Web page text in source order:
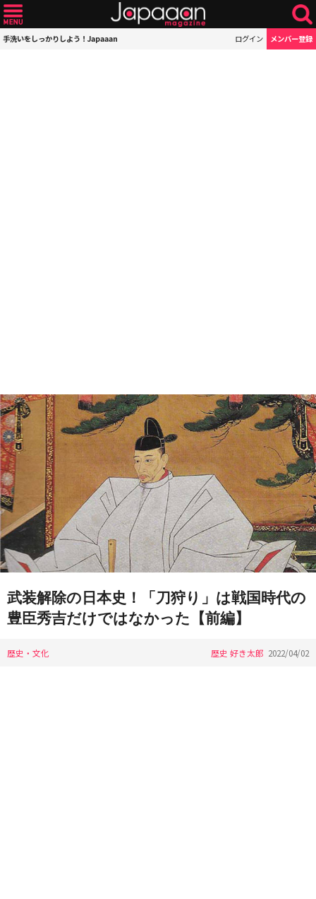
手洗いをしっかりしよう！Japaaan ログイン メンバー登録
武装解除の日本史！「刀狩り」は戦国時代の
豊臣秀吉だけではなかった【前編】
歴史・文化 歴史 好き太郎 2022/04/02